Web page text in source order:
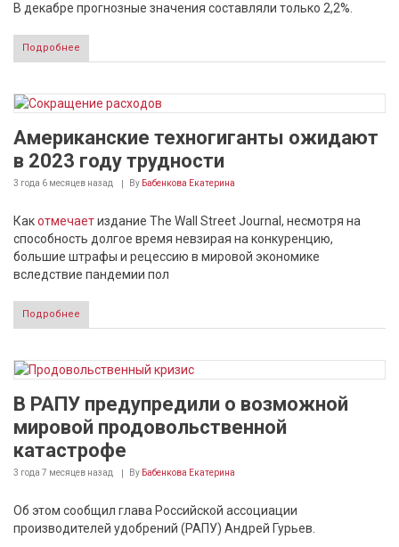
В декабре прогнозные значения составляли только 2,2%.
Подробнее
Американские техногиганты ожидают
в 2023 году трудности
3 года 6 месяцев назад By Бабенкова Екатерина
Какотмечаетиздание The Wall Street Journal, несмотря на
способность долгое время невзирая на конкуренцию,
большие штрафы и рецессию в мировой экономике
вследствие пандемии пол
Подробнее
В РАПУ предупредили о возможной
мировой продовольственной
катастрофе
3 года 7 месяцев назад By Бабенкова Екатерина
Об этом сообщил глава Российской ассоциации
производителей удобрений (РАПУ) Андрей Гурьев.